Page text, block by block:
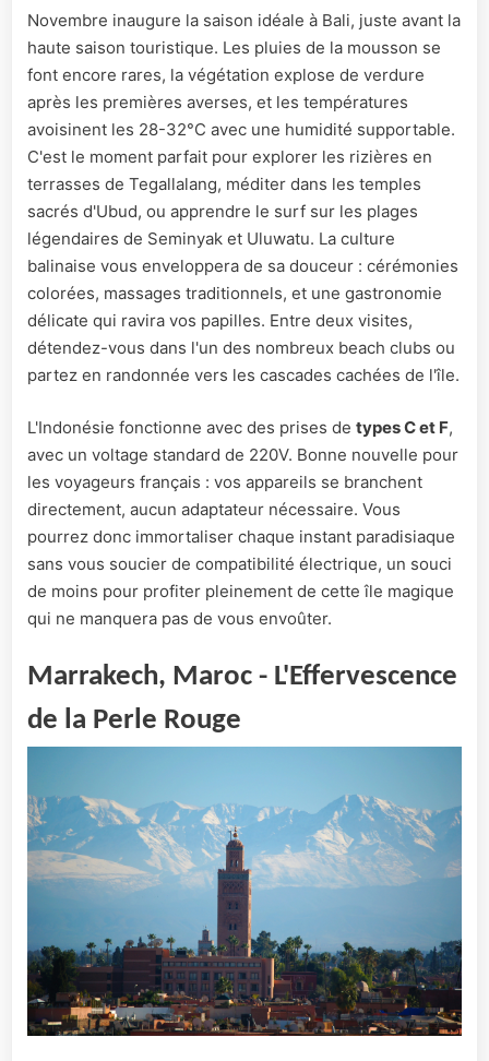
Novembre inaugure la saison idéale à Bali, juste avant la
haute saison touristique. Les pluies de la mousson se
font encore rares, la végétation explose de verdure
après les premières averses, et les températures
avoisinent les 28-32°C avec une humidité supportable.
C'est le moment parfait pour explorer les rizières en
terrasses de Tegallalang, méditer dans les temples
sacrés d'Ubud, ou apprendre le surf sur les plages
légendaires de Seminyak et Uluwatu. La culture
balinaise vous enveloppera de sa douceur : cérémonies
colorées, massages traditionnels, et une gastronomie
délicate qui ravira vos papilles. Entre deux visites,
détendez-vous dans l'un des nombreux beach clubs ou
partez en randonnée vers les cascades cachées de l'île.
L'Indonésie fonctionne avec des prises de types C et F,
avec un voltage standard de 220V. Bonne nouvelle pour
les voyageurs français : vos appareils se branchent
directement, aucun adaptateur nécessaire. Vous
pourrez donc immortaliser chaque instant paradisiaque
sans vous soucier de compatibilité électrique, un souci
de moins pour profiter pleinement de cette île magique
qui ne manquera pas de vous envoûter.
Marrakech, Maroc - L'Effervescence
de la Perle Rouge